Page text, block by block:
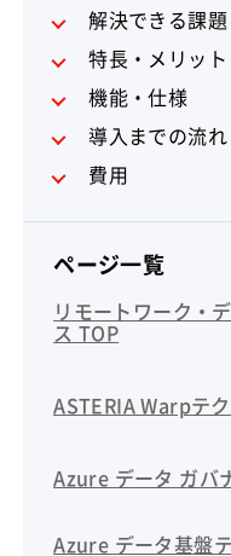
解決できる課題
特長・メリット
機能・仕様
導入までの流れ
費用
ページ一覧
リモートワーク・
ス TOP
ASTERIA Warpテ
Azure データ ガバ
Azure データ基盤